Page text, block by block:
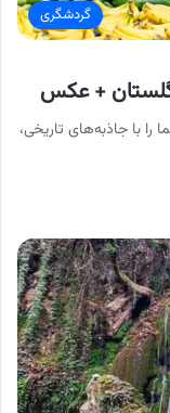
گردشگری
گلستان + عکس
را با جاذبه‌های تاریخی،